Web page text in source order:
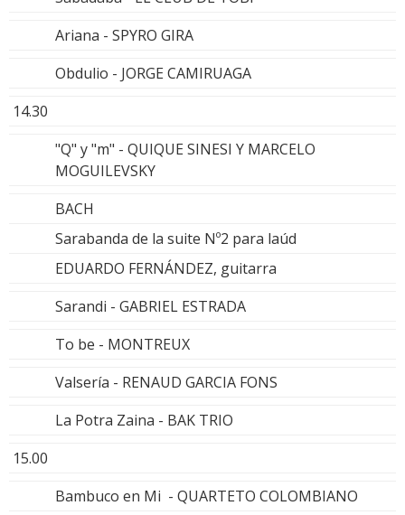
Ariana - SPYRO GIRA
Obdulio - JORGE CAMIRUAGA
14.30
"Q" y "m" - QUIQUE SINESI Y MARCELO
MOGUILEVSKY
BACH
Sarabanda de la suite Nº2 para laúd
EDUARDO FERNÁNDEZ, guitarra
Sarandi - GABRIEL ESTRADA
To be - MONTREUX
Valsería - RENAUD GARCIA FONS
La Potra Zaina - BAK TRIO
15.00
Bambuco en Mi - QUARTETO COLOMBIANO